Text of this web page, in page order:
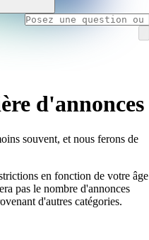
d'annonces
souvent, et nous ferons de
en fonction de votre âge
pas le nombre d'annonces
d'autres catégories.